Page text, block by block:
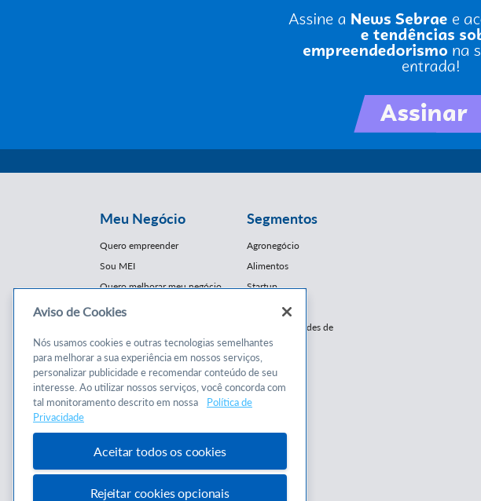
Meu Negócio
Quero empreender
Sou MEI
Quero melhorar meu negócio
Conteúdos
Cursos
Consultorias
Segmentos
Agronegócio
Alimentos
Startup
E-Commerce
Franquias / Redes de
Cooperação
Moda
Moveleiro
Saúde
Mercopar
Aviso de Cookies
Nós usamos cookies e outras tecnologias semelhantes
para melhorar a sua experiência em nossos serviços,
personalizar publicidade e recomendar conteúdo de seu
interesse. Ao utilizar nossos serviços, você concorda com
tal monitoramento descrito em nossa
Política de
Privacidade
Aceitar todos os cookies
Rejeitar cookies opcionais